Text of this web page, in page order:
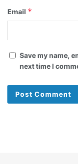
Email *
Save my name,
next time I